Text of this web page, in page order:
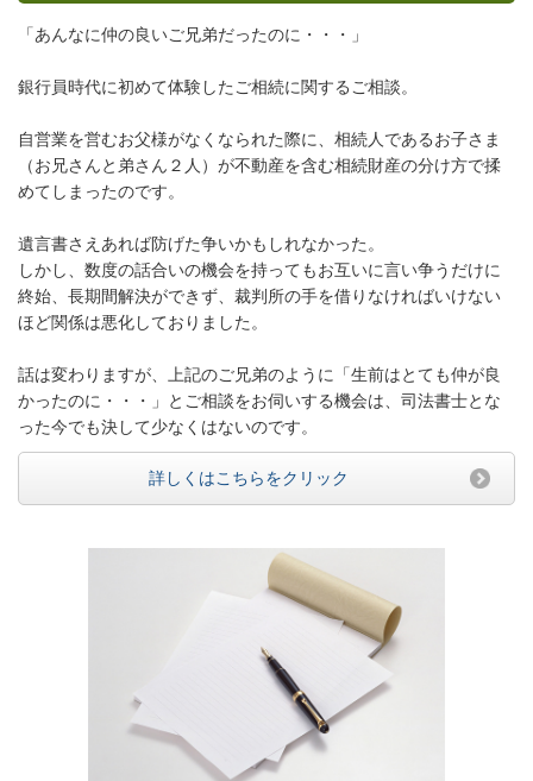
「あんなに仲の良いご兄弟だったのに・・・」
銀行員時代に初めて体験したご相続に関するご相談。
自営業を営むお父様がなくなられた際に、相続人であるお子さま
（お兄さんと弟さん２人）が不動産を含む相続財産の分け方で揉
めてしまったのです。
遺言書さえあれば防げた争いかもしれなかった。
しかし、数度の話合いの機会を持ってもお互いに言い争うだけに
終始、長期間解決ができず、裁判所の手を借りなければいけない
ほど関係は悪化しておりました。
話は変わりますが、上記のご兄弟のように「生前はとても仲が良
かったのに・・・」とご相談をお伺いする機会は、司法書士とな
った今でも決して少なくはないのです。
詳しくはこちらをクリック